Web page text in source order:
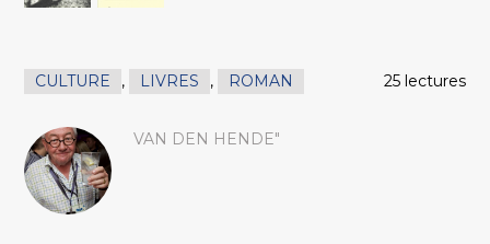
CULTURE , LIVRES , ROMAN 25 lectures
VAN DEN HENDE"